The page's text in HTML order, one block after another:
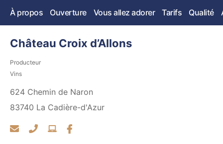
À propos Ouverture Vous allez adorer Tarifs Qualité
Château Croix d’Allons
Producteur
Vins
624 Chemin de Naron
83740 La Cadière-d'Azur